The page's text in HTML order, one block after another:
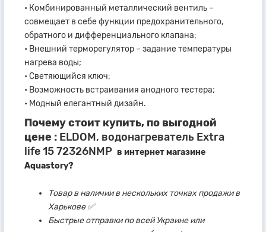
• Комбинированный металлический вентиль –
совмещает в себе функции предохранительного,
обратного и дифференциального клапана;
• Внешний терморегулятор – задание температуры
нагрева воды;
• Светяющийся ключ;
• Возможность встраивания анодного тестера;
• Модный елегантный дизайн.
Почему стоит купить, по выгодной
цене : ELDOM, водонагреватель Extra
life 15 72326NMP в интернет магазине
Aquastory?
Товар в наличии в нескольких точках продажи в
Харькове ✅
Быстрые отправки по всей Украине или